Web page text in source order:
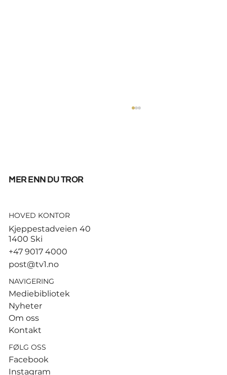
Fifpro med knallhard
presidentens makt
mer enn du tror
HOVED KONTOR
Kjeppestadveien 40
1400 Ski
+47 9017 4000
post@tv1.no
NAVIGERING
Mediebibliotek
Nyheter
Om oss
Kontakt
FØLG OSS
Facebook
Instagram